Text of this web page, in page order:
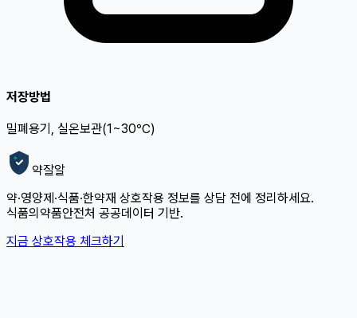
저장방법
밀폐용기, 실온보관(1~30℃)
약잘알
약·영양제·식품·한약재 상호작용 정보를 상담 전에 정리하세요.
식품의약품안전처 공공데이터 기반.
지금 상호작용 체크하기